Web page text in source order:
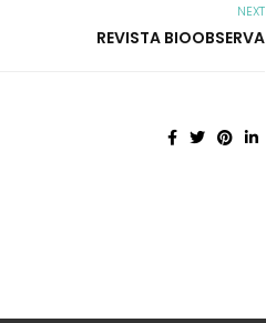
NEXT
REVISTA BIOOBSERVA